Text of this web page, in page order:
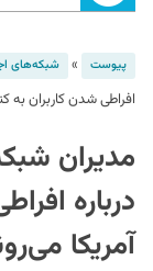
پیوست » شبکه‌های
افراطی ‌شدن کاربران به
مدیران
درباره
آمریکا